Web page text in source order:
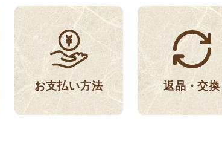
お支払い方法 返品・交換